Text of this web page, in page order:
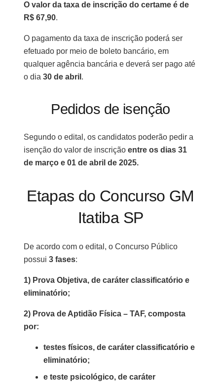
O valor da taxa de inscrição do certame é de
R$ 67,90.
O pagamento da taxa de inscrição poderá ser
efetuado por meio de boleto bancário, em
qualquer agência bancária e deverá ser pago até
o dia 30 de abril .
Pedidos de isenção
Segundo o edital, os candidatos poderão pedir a
isenção do valor de inscrição entre os dias 31
de março e 01 de abril de 2025.
Etapas do Concurso GM
Itatiba SP
De acordo com o edital, o Concurso Público
possui 3 fases:
1) Prova Objetiva, de caráter classificatório e
eliminatório;
2) Prova de Aptidão Física – TAF, composta
por:
testes físicos, de caráter classificatório e
eliminatório;
e teste psicológico, de caráter